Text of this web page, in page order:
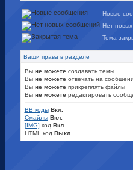
Новые
Нет
Тема
Ваши права в разделе
Вы не можетесоздавать темы
Вы не можетеотвечать на
Вы не можетеприкреплять файлы
Вы не можетередактировать
BB коды Вкл.
Смайлы Вкл.
[IMG] код Вкл.
HTML код Выкл.